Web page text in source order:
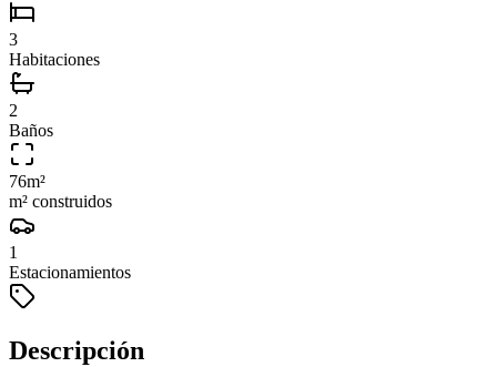
3
Habitaciones
2
Baños
76m²
m² construidos
1
Estacionamientos
Descripción